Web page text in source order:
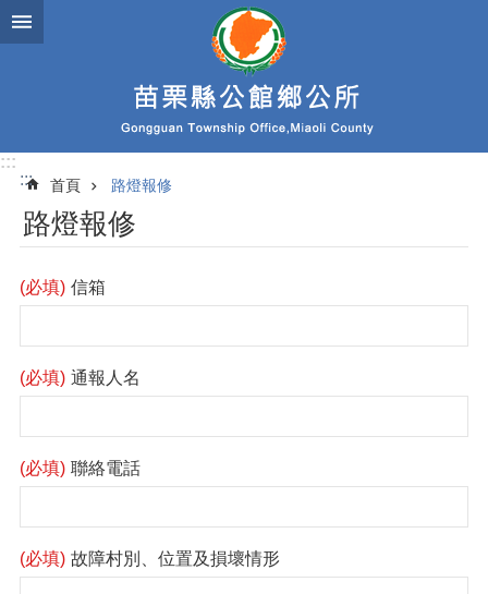
跳到主要內容區塊
:::
:::
首頁 路燈報修
路燈報修
(必填) 信箱
(必填) 通報人名
(必填) 聯絡電話
(必填) 故障村別、位置及損壞情形